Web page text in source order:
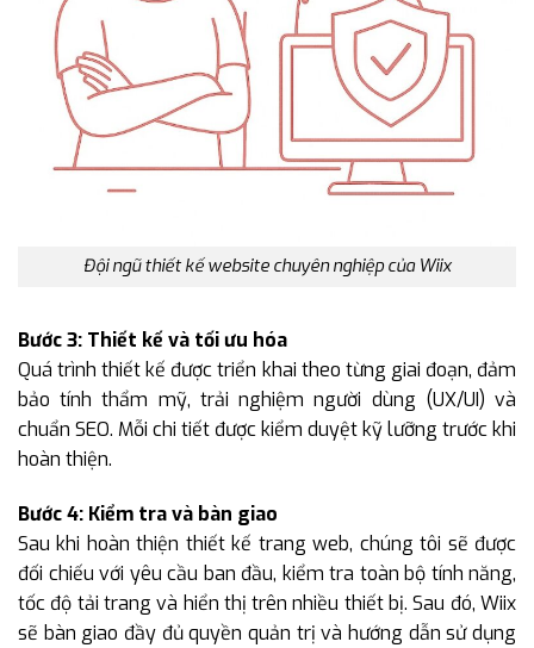
Đội ngũ thiết kế website chuyên nghiệp của Wiix
Bước 3: Thiết kế và tối ưu hóa
Quá trình thiết kế được triển khai theo từng giai đoạn, đảm
bảo tính thẩm mỹ, trải nghiệm người dùng (UX/UI) và
chuẩn SEO. Mỗi chi tiết được kiểm duyệt kỹ lưỡng trước khi
hoàn thiện.
Bước 4: Kiểm tra và bàn giao
Sau khi hoàn thiện thiết kế trang web, chúng tôi sẽ được
đối chiếu với yêu cầu ban đầu, kiểm tra toàn bộ tính năng,
tốc độ tải trang và hiển thị trên nhiều thiết bị. Sau đó, Wiix
sẽ bàn giao đầy đủ quyền quản trị và hướng dẫn sử dụng